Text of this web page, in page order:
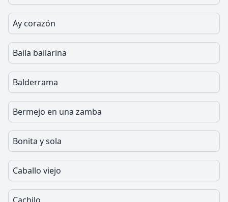
Ay corazón
Baila bailarina
Balderrama
Bermejo en una zamba
Bonita y sola
Caballo viejo